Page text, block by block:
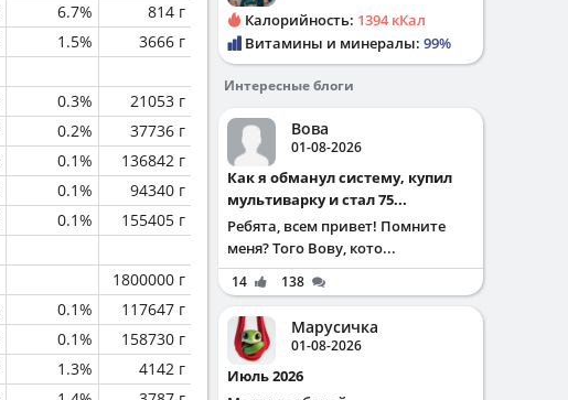
6.7%
814 г
1.5% 3666 г
0.3%
21053 г
0.2%
37736 г
0.1%
136842 г
0.1%
94340 г
0.1% 155405 г
1800000 г
0.1%
117647 г
0.1%
158730 г
1.3%
4142 г
Калорийность: 1394 кКал
Витамины и минералы: 99%
Интересные блоги
Вова
01-08-2026
Как я обманул систему, купил
мультиварку и стал 75...
Ребята, всем привет! Помните
меня? Того Вову, кото...
14 138
Марусичка
01-08-2026
Июль 2026